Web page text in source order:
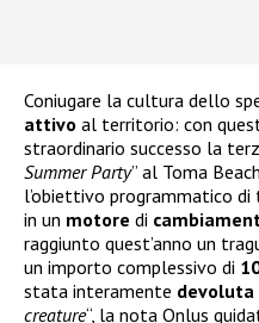
Coniugare la cultura dello
attivo al territorio: con
straordinario successo la
Summer Party” al Toma
l’obiettivo programmatico
in un motore di
raggiunto quest’anno un
un importo complessivo di
stata interamente devoluta
creature“, la nota Onlus